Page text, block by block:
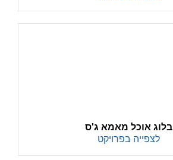
בלוג אוכל מאמא ג'ס
לצפייה בפרויקט